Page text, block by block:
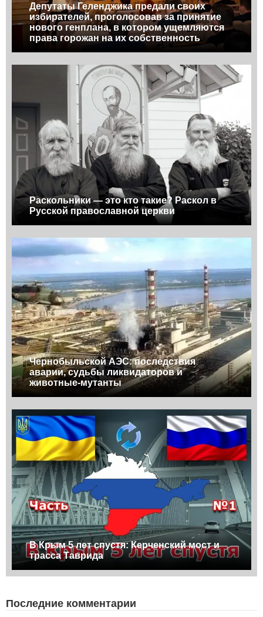
Депутаты Геленджика предали своих
избирателей, проголосовав за принятие
нового генплана, в котором ущемляются
права горожан на их собственность
Раскольники — это кто такие? Раскол в
Русской православной церкви
Чернобыльской АЭС: последствия
аварии, судьбы ликвидаторов и
животные-мутанты
В Крым 5 лет спустя: Керченский мост и
трасса Таврида
Последние комментарии